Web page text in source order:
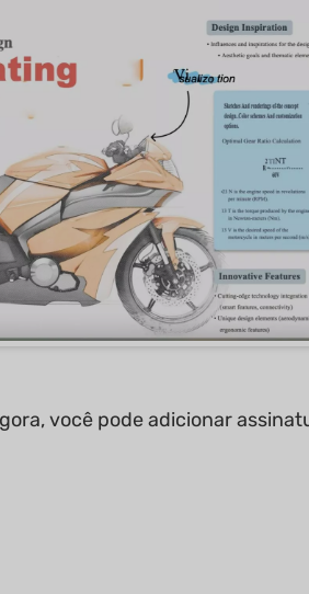
você pode adicionar